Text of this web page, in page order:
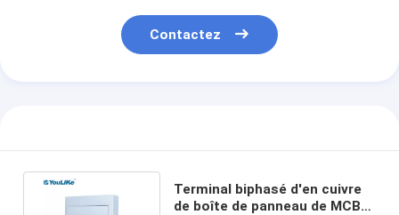
Contactez
Terminal biphasé d'en cuivre
de boîte de panneau de MCB